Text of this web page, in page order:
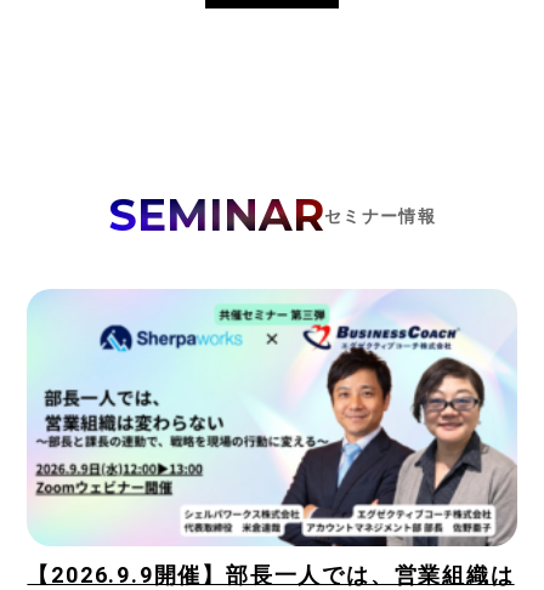
TOP
SOLUTIONS
NEWS
SEMINAR
CASE
SEMINARセミナー情報
【2026.9.9開催】部長一人では、営業組織は